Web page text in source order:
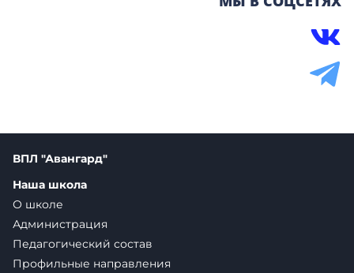
ВПЛ "Авангард"
Наша школа
О школе
Администрация
Педагогический состав
Профильные направления